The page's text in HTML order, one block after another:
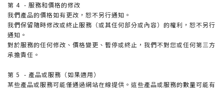
第 4 - 服務和價格的修改
我們產品的價格如有更改，恕不另行通知。
我們保留隨時修改或終止服務（或其任何部分或內容）的權利，恕不另行
通知。
對於服務的任何修改、價格變更、暫停或終止，我們不對您或任何第三方
承擔責任。
第 5 - 產品或服務（如果適用）
某些產品或服務可能僅通過網站在線提供。這些產品或服務的數量可能有